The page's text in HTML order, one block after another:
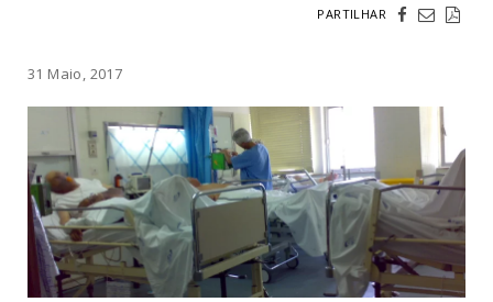
PARTILHAR
31 Maio, 2017